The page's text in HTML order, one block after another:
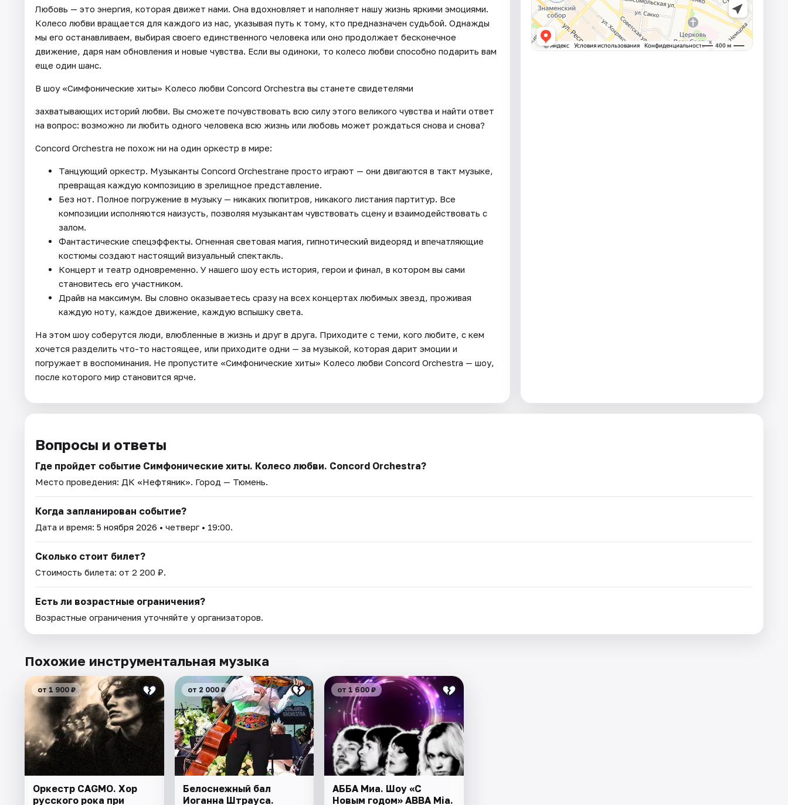
Любовь — это энергия, которая движет нами. Она вдохновляет и наполняет нашу жизнь яркими эмоциями.
Колесо любви вращается для каждого из нас, указывая путь к тому, кто предназначен судьбой. Однажды
мы его останавливаем, выбирая своего единственного человека или оно продолжает бесконечное
движение, даря нам обновления и новые чувства. Если вы одиноки, то колесо любви способно подарить вам
еще один шанс.
В шоу «Симфонические хиты» Колесо любви Concord Orchestra вы станете свидетелями
захватывающих историй любви. Вы сможете почувствовать всю силу этого великого чувства и найти ответ
на вопрос: возможно ли любить одного человека всю жизнь или любовь может рождаться снова и снова?
Concord Orchestra не похож ни на один оркестр в мире:
Танцующий оркестр. Музыканты Concord Orchestraне просто играют — они двигаются в такт музыке,
превращая каждую композицию в зрелищное представление.
Без нот. Полное погружение в музыку — никаких пюпитров, никакого листания партитур. Все
композиции исполняются наизусть, позволяя музыкантам чувствовать сцену и взаимодействовать с
залом.
Фантастические спецэффекты. Огненная световая магия, гипнотический видеоряд и впечатляющие
костюмы создают настоящий визуальный спектакль.
Концерт и театр одновременно. У нашего шоу есть история, герои и финал, в котором вы сами
становитесь его участником.
Драйв на максимум. Вы словно оказываетесь сразу на всех концертах любимых звезд, проживая
каждую ноту, каждое движение, каждую вспышку света.
На этом шоу соберутся люди, влюбленные в жизнь и друг в друга. Приходите с теми, кого любите, с кем
хочется разделить что-то настоящее, или приходите одни — за музыкой, которая дарит эмоции и
погружает в воспоминания. Не пропустите «Симфонические хиты» Колесо любви Concord Orchestra — шоу,
после которого мир становится ярче.
Вопросы и ответы
Где пройдет событие Симфонические хиты. Колесо любви. Concord Orchestra?
Место проведения: ДК «Нефтяник». Город — Тюмень.
Когда запланирован событие?
Дата и время: 5 ноября 2026 • четверг • 19:00.
Сколько стоит билет?
Стоимость билета: от 2 200 ₽.
Есть ли возрастные ограничения?
Возрастные ограничения уточняйте у организаторов.
Похожие инструментальная музыка
от 1 900 ₽
Оркестр CAGMO. Хор
русского рока при
от 2 000 ₽
Белоснежный бал
Иоганна Штрауса.
от 1 600 ₽
АББА Миа. Шоу «С
Новым годом» ABBA Mia.